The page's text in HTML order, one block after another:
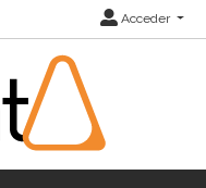
Acceder